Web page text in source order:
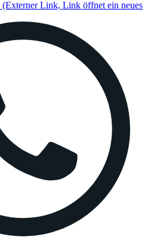
(Externer Link, Link öffnet ein neues